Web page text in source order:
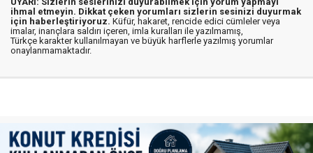
ihmal etmeyin. Dikkat çeken yorumları sizlerin sesinizi duyurmak
için haberleştiriyoruz. Küfür, hakaret, rencide edici cümleler veya
imalar, inançlara saldırı içeren, imla kuralları ile yazılmamış,
Türkçe karakter kullanılmayan ve büyük harflerle yazılmış yorumlar
onaylanmamaktadır.